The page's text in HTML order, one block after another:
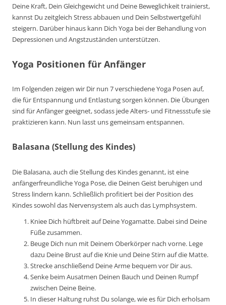
Deine Kraft, Dein Gleichgewicht und Deine Beweglichkeit trainierst,
kannst Du zeitgleich Stress abbauen und Dein Selbstwertgefühl
steigern. Darüber hinaus kann Dich Yoga bei der Behandlung von
Depressionen und Angstzuständen unterstützen.
Yoga Positionen für Anfänger
Im Folgenden zeigen wir Dir nun 7 verschiedene Yoga Posen auf,
die für Entspannung und Entlastung sorgen können. Die Übungen
sind für Anfänger geeignet, sodass jede Alters- und Fitnessstufe sie
praktizieren kann. Nun lasst uns gemeinsam entspannen.
Balasana (Stellung des Kindes)
Die Balasana, auch die Stellung des Kindes genannt, ist eine
anfängerfreundliche Yoga Pose, die Deinen Geist beruhigen und
Stress lindern kann. Schließlich profitiert bei der Position des
Kindes sowohl das Nervensystem als auch das Lymphsystem.
Kniee Dich hüftbreit auf Deine Yogamatte. Dabei sind Deine
Füße zusammen.
Beuge Dich nun mit Deinem Oberkörper nach vorne. Lege
dazu Deine Brust auf die Knie und Deine Stirn auf die Matte.
Strecke anschließend Deine Arme bequem vor Dir aus.
Senke beim Ausatmen Deinen Bauch und Deinen Rumpf
zwischen Deine Beine.
In dieser Haltung ruhst Du solange, wie es für Dich erholsam